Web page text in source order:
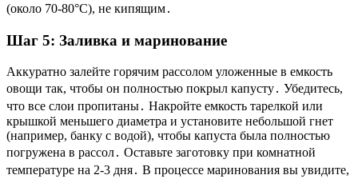
(около 70-80°C), не кипящим․
Шаг 5: Заливка и маринование
Аккуратно залейте горячим рассолом уложенные в емкость
овощи так, чтобы он полностью покрыл капусту․ Убедитесь,
что все слои пропитаны․ Накройте емкость тарелкой или
крышкой меньшего диаметра и установите небольшой гнет
(например, банку с водой), чтобы капуста была полностью
погружена в рассол․ Оставьте заготовку при комнатной
температуре на 2-3 дня․ В процессе маринования вы увидите,